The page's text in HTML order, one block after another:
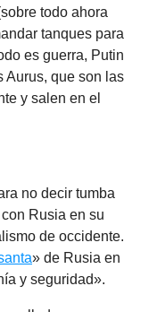
todo ahora
tanques para
es guerra, Putin
Aurus, que son las
y salen en el
no decir tumba
Rusia en su
de occidente.
» de Rusia en
y seguridad».